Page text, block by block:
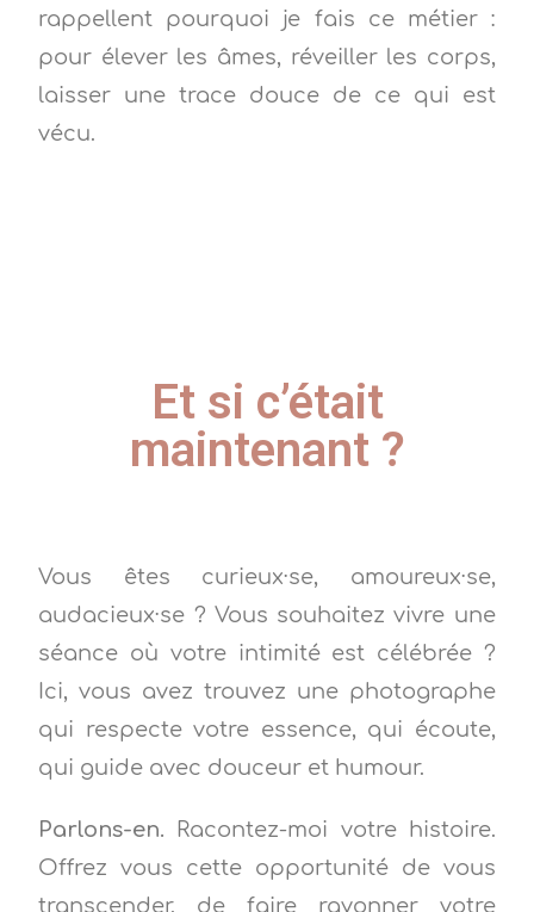
rappellent pourquoi je fais ce métier :
pour élever les âmes, réveiller les corps,
laisser une trace douce de ce qui est
vécu.
Et si c’était
maintenant ?
Vous êtes curieux·se, amoureux·se,
audacieux·se ? Vous souhaitez vivre une
séance où votre intimité est célébrée ?
Ici, vous avez trouvez une photographe
qui respecte votre essence, qui écoute,
qui guide avec douceur et humour.
Parlons-en. Racontez-moi votre histoire.
Offrez vous cette opportunité de vous
transcender, de faire rayonner votre